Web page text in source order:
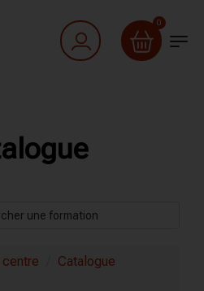
0
une formation
centre
Catalogue